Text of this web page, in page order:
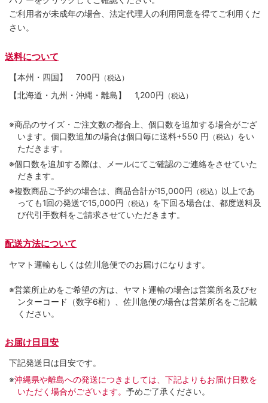
ご利用者が未成年の場合、法定代理人の利用同意を得てご利用くだ
さい。
送料について
【本州・四国】 700円 （税込）
【北海道・九州・沖縄・離島】 1,200円 （税込）
※商品のサイズ・ご注文数の都合上、個口数を追加する場合がござ
います。個口数追加の場合は個口毎に送料+550 円 （税込） をい
ただきます。
※個口数を追加する際は、メールにてご確認のご連絡をさせていた
だきます。
※複数商品ご予約の場合は、商品合計が15,000円 （税込） 以上であ
っても1回の発送で15,000円 （税込） を下回る場合は、都度送料及
び代引手数料をご請求させていただきます。
配送方法について
ヤマト運輸もしくは佐川急便でのお届けになります。
※営業所止めをご希望の方は、ヤマト運輸の場合は営業所名及びセ
ンターコード（数字6桁）、佐川急便の場合は営業所名をご記載
ください。
お届け日目安
下記発送日は目安です。
※沖縄県や離島への発送につきましては、下記よりもお届け日数を
いただく場合がございます。 予めご了承ください。